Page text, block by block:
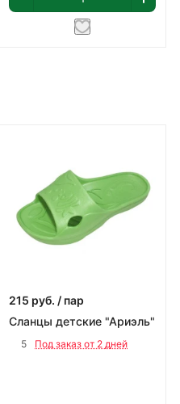
215 руб. / пар
Сланцы детские "Ариэль"
5 Под заказ от 2 дней